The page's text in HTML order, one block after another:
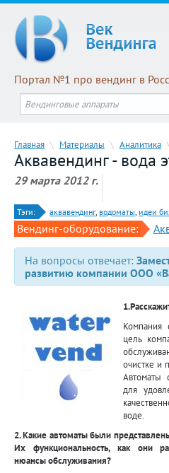
Портал №1 про вендинг в
Главная \ Материалы \ Аналитика \
Аквавендинг - вода
29 марта 2012 г.
Тэги: аквавендинг, водоматы, идеи
Вендинг-оборудование:
На вопросы отвечает:
развитию компании ООО
Компания
цель
очистке и
Автоматы
для
воде.
2. Какие автоматы были
Их функциональность, как они
нюансы обслуживания?